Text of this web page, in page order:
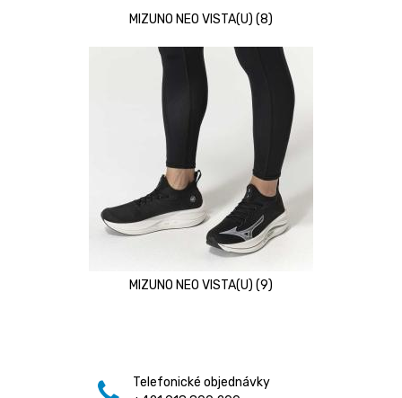
MIZUNO NEO VISTA(U) (8)
MIZUNO NEO VISTA(U) (9)
Telefonické objednávky